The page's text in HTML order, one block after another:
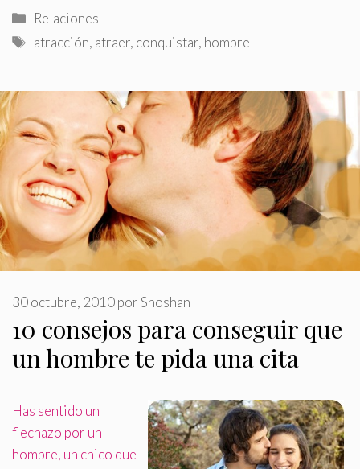
Categorías
Relaciones
Etiquetas
atracción, atraer, conquistar, hombre
10 consejos para conseguir que
un hombre te pida una cita
30 octubre, 2010porShoshan
Has sentido un
flechazo por un
hombre, un chico que